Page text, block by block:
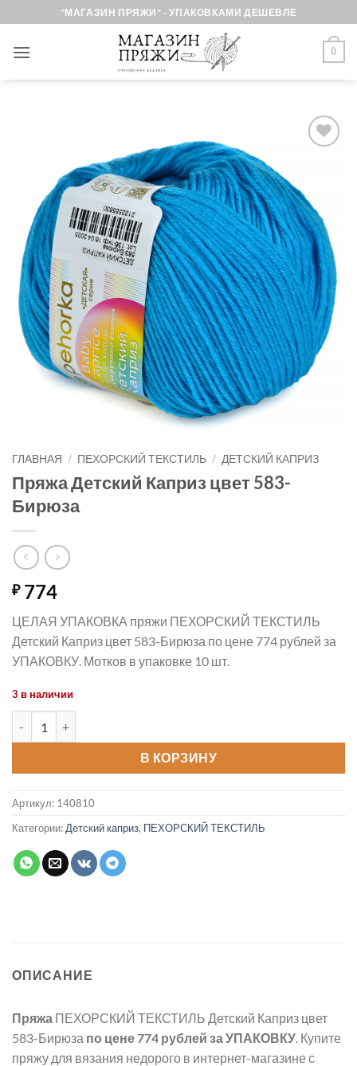
to
content
"МАГАЗИН ПРЯЖИ" - УПАКОВКАМИ ДЕШЕВЛЕ
0
избранное.
ГЛАВНАЯ / ПЕХОРСКИЙ ТЕКСТИЛЬ / ДЕТСКИЙ КАПРИЗ
Пряжа Детский Каприз цвет 583-
Бирюза
₽774
ЦЕЛАЯ УПАКОВКА пряжи ПЕХОРСКИЙ ТЕКСТИЛЬ
Детский Каприз цвет 583-Бирюза по цене 774 рублей за
УПАКОВКУ. Мотков в упаковке 10 шт.
3 в наличии
В КОРЗИНУ
Артикул: 140810
Категории: Детский каприз, ПЕХОРСКИЙ ТЕКСТИЛЬ
ОПИСАНИЕ
Пряжа ПЕХОРСКИЙ ТЕКСТИЛЬ Детский Каприз цвет
583-Бирюза по цене 774 рублей за УПАКОВКУ. Купите
пряжу для вязания недорого в интернет-магазине с